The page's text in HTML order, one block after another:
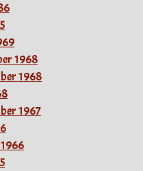
1968
1968
1967